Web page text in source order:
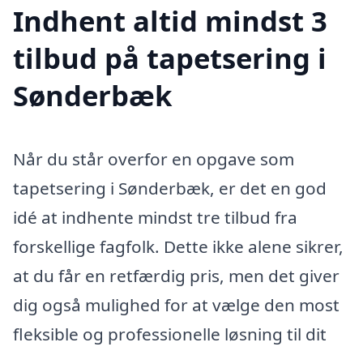
Indhent altid mindst 3
tilbud på tapetsering i
Sønderbæk
Når du står overfor en opgave som
tapetsering i Sønderbæk, er det en god
idé at indhente mindst tre tilbud fra
forskellige fagfolk. Dette ikke alene sikrer,
at du får en retfærdig pris, men det giver
dig også mulighed for at vælge den most
fleksible og professionelle løsning til dit